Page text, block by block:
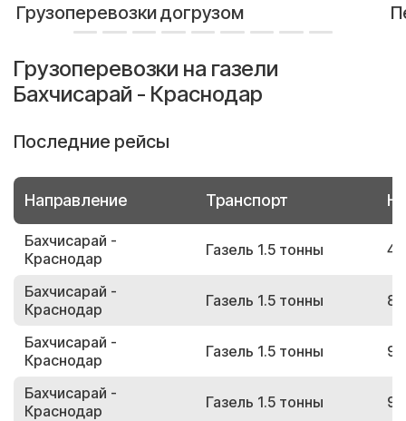
Грузоперевозки догрузом
Грузоперевозки на газели
Бахчисарай - Краснодар
Последние рейсы
Направление Транспорт
Бахчисарай -
Краснодар
Газель 1.5 тонны
Бахчисарай -
Краснодар
Газель 1.5 тонны
Бахчисарай -
Краснодар
Газель 1.5 тонны
Бахчисарай -
Краснодар
Газель 1.5 тонны